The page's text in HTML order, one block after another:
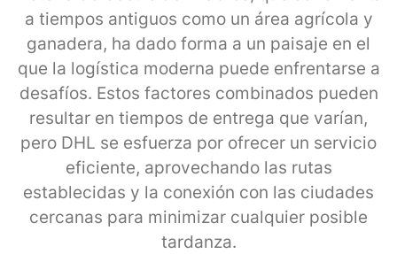
a tiempos antiguos como un área agrícola y
ganadera, ha dado forma a un paisaje en el
que la logística moderna puede enfrentarse a
desafíos. Estos factores combinados pueden
resultar en tiempos de entrega que varían,
pero DHL se esfuerza por ofrecer un servicio
eficiente, aprovechando las rutas
establecidas y la conexión con las ciudades
cercanas para minimizar cualquier posible
tardanza.